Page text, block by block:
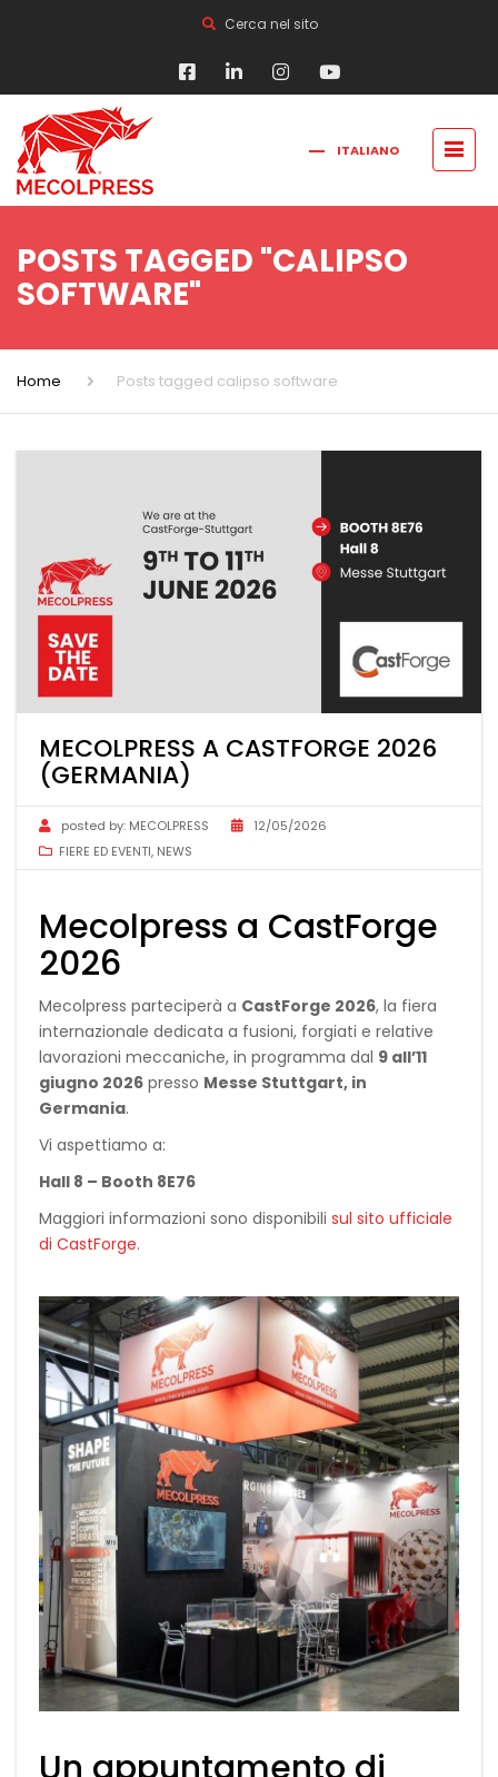
Cerca nel sito
ITALIANO
POSTS TAGGED "CALIPSO
SOFTWARE"
Home Posts tagged calipso software
MECOLPRESS A CASTFORGE 2026
(GERMANIA)
posted by: MECOLPRESS
12/05/2026
FIERE ED EVENTI, NEWS
Mecolpress a CastForge
2026
Mecolpress parteciperà a CastForge 2026, la fiera
internazionale dedicata a fusioni, forgiati e relative
lavorazioni meccaniche, in programma dal 9 all’11
giugno 2026 presso Messe Stuttgart, in
Germania.
Vi aspettiamo a:
Hall 8 – Booth 8E76
Maggiori informazioni sono disponibili sul sito ufficiale
di CastForge.